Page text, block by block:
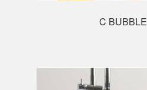
C BUBBLE